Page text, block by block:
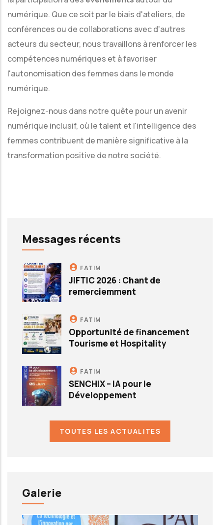
numérique. Que ce soit par le biais d'ateliers, de
conférences ou de collaborations avec d'autres
acteurs du secteur, nous travaillons à renforcer les
compétences numériques et à favoriser
l'autonomisation des femmes dans le monde
numérique.
Rejoignez-nous dans notre quête pour un avenir
numérique inclusif, où le talent et l'intelligence des
femmes contribuent de manière significative à la
transformation positive de notre société.
Messages récents
FATIM
JIFTIC 2026 : Chant de
remerciemment
FATIM
Opportunité de financement
Tourisme et Hospitality
FATIM
SENCHIX – IA pour le
Développement
TOUTES LES ACTUALITES
Galerie